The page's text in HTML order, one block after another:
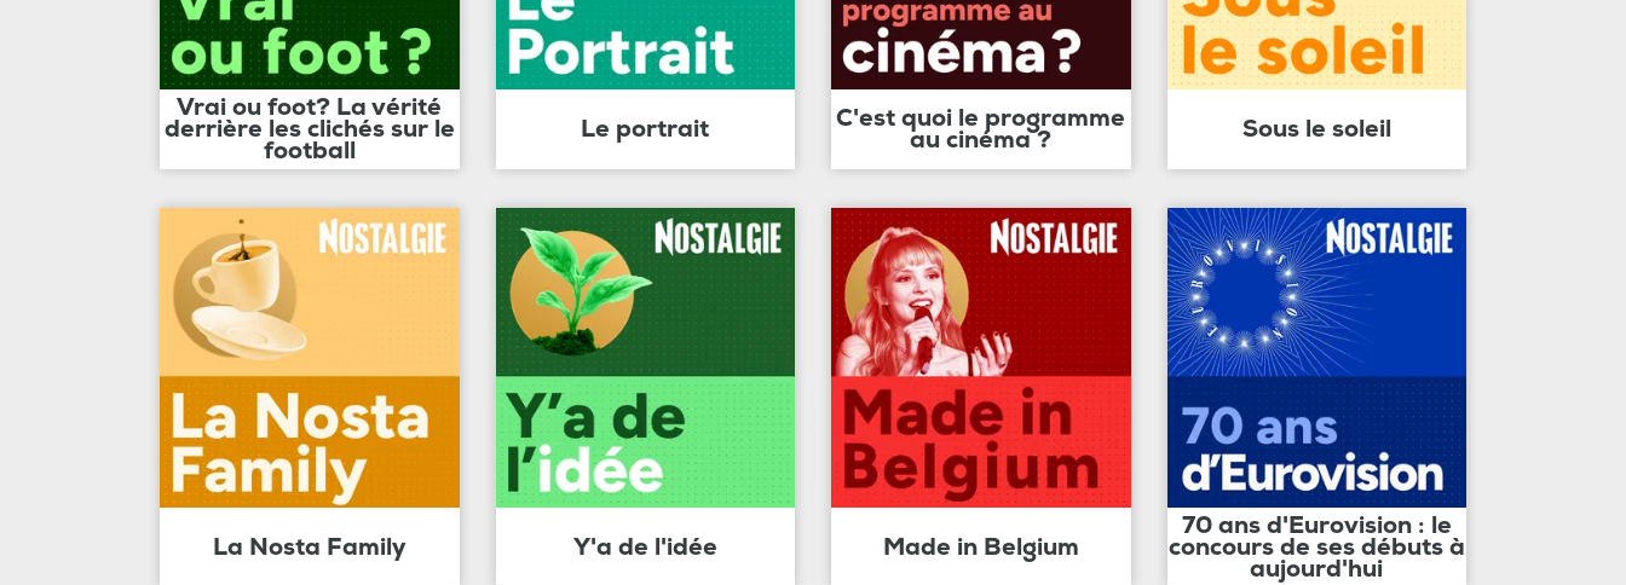
Vrai ou foot? La vérité
derrière les clichés sur le
football
Le portrait C'est quoi le programme
au cinéma ? Sous le soleil
La Nosta Family Y'a de l'idée Made in Belgium
70 ans d'Eurovision : le
concours de ses débuts à
aujourd'hui